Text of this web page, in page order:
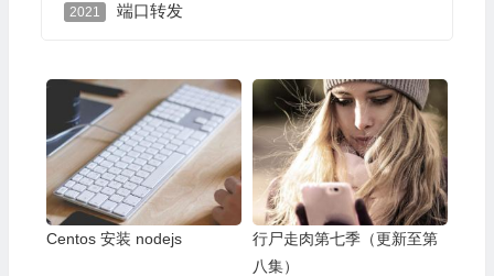
2021 端口转发
Centos 安装 nodejs
行尸走肉第七季（更新至第
八集）